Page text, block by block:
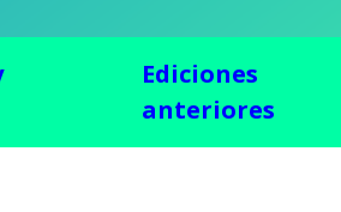
Ediciones
anteriores